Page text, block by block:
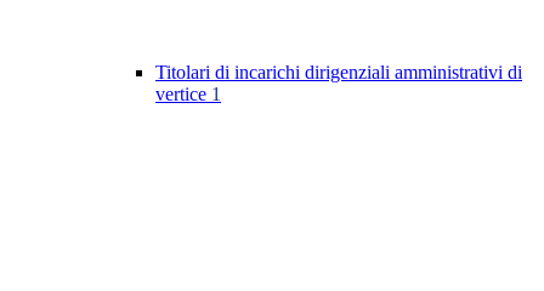
Titolari di incarichi dirigenziali amministrativi di
vertice 1